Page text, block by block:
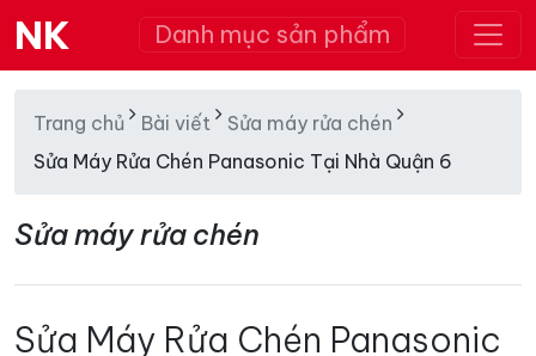
NK Danh mục sản phẩm
Trang chủ Bài viết
Sửa máy rửa chén
Sửa Máy Rửa Chén Panasonic Tại Nhà Quận 6
Sửa máy rửa chén
Sửa Máy Rửa Chén Panasonic